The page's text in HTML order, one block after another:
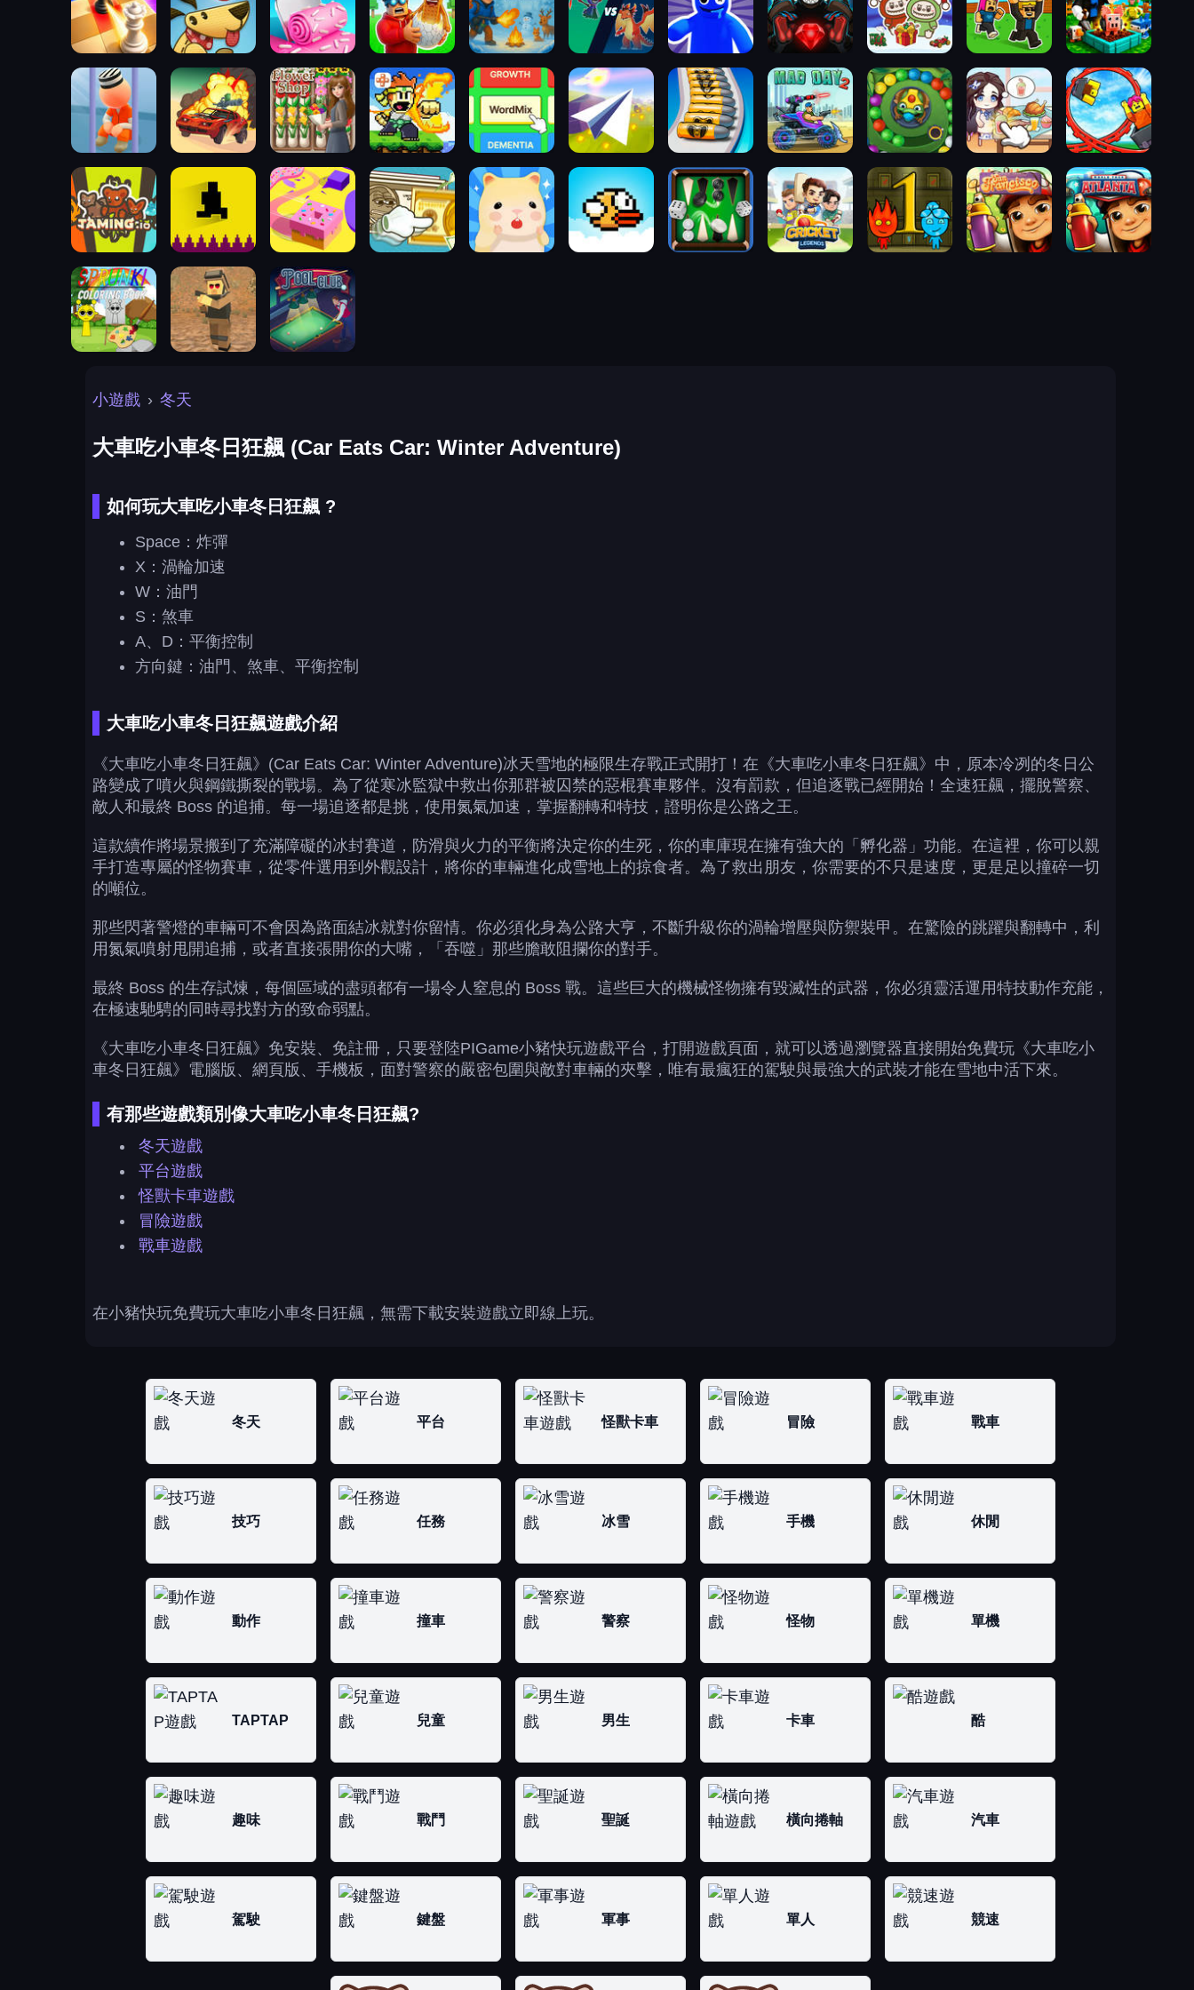
小遊戲 › 冬天
大車吃小車冬日狂飆 (Car Eats Car: Winter Adventure)
如何玩大車吃小車冬日狂飆 ?
Space：炸彈
X：渦輪加速
W：油門
S：煞車
A、D：平衡控制
方向鍵：油門、煞車、平衡控制
大車吃小車冬日狂飆遊戲介紹
《大車吃小車冬日狂飆》(Car Eats Car: Winter Adventure)冰天雪地的極限生存戰正式開打！在《大車吃小車冬日狂飆》中，原本冷冽的冬日公
路變成了噴火與鋼鐵撕裂的戰場。為了從寒冰監獄中救出你那群被囚禁的惡棍賽車夥伴。沒有罰款，但追逐戰已經開始！全速狂飆，擺脫警察、
敵人和最終 Boss 的追捕。每一場追逐都是挑，使用氮氣加速，掌握翻轉和特技，證明你是公路之王。
這款續作將場景搬到了充滿障礙的冰封賽道，防滑與火力的平衡將決定你的生死，你的車庫現在擁有強大的「孵化器」功能。在這裡，你可以親
手打造專屬的怪物賽車，從零件選用到外觀設計，將你的車輛進化成雪地上的掠食者。為了救出朋友，你需要的不只是速度，更是足以撞碎一切
的噸位。
那些閃著警燈的車輛可不會因為路面結冰就對你留情。你必須化身為公路大亨，不斷升級你的渦輪增壓與防禦裝甲。在驚險的跳躍與翻轉中，利
用氮氣噴射甩開追捕，或者直接張開你的大嘴，「吞噬」那些膽敢阻攔你的對手。
最終 Boss 的生存試煉，每個區域的盡頭都有一場令人窒息的 Boss 戰。這些巨大的機械怪物擁有毀滅性的武器，你必須靈活運用特技動作充能，
在極速馳騁的同時尋找對方的致命弱點。
《大車吃小車冬日狂飆》免安裝、免註冊，只要登陸PIGame小豬快玩遊戲平台，打開遊戲頁面，就可以透過瀏覽器直接開始免費玩《大車吃小
車冬日狂飆》電腦版、網頁版、手機板，面對警察的嚴密包圍與敵對車輛的夾擊，唯有最瘋狂的駕駛與最強大的武裝才能在雪地中活下來。
有那些遊戲類別像大車吃小車冬日狂飆?
冬天遊戲
平台遊戲
怪獸卡車遊戲
冒險遊戲
戰車遊戲
在小豬快玩免費玩大車吃小車冬日狂飆，無需下載安裝遊戲立即線上玩。
冬天 平台 怪獸卡車 冒險 戰車
技巧 任務 冰雪 手機 休閒
動作 撞車 警察 怪物 單機
TAPTAP 兒童 男生 卡車 酷
趣味 戰鬥 聖誕 橫向捲軸 汽車
駕駛 鍵盤 軍事 單人 競速